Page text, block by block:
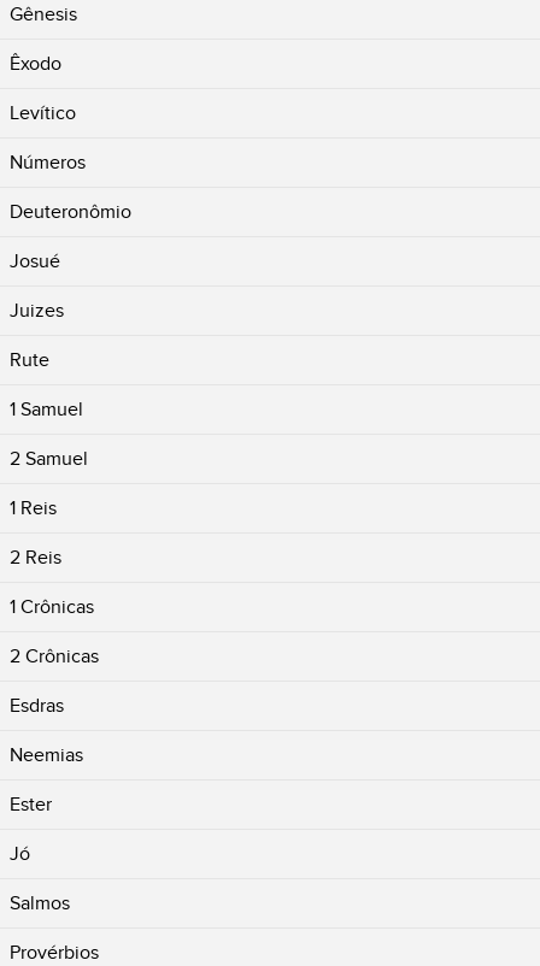
Gênesis
Êxodo
Levítico
Números
Deuteronômio
Josué
Juizes
Rute
1 Samuel
2 Samuel
1 Reis
2 Reis
1 Crônicas
2 Crônicas
Esdras
Neemias
Ester
Jó
Salmos
Provérbios